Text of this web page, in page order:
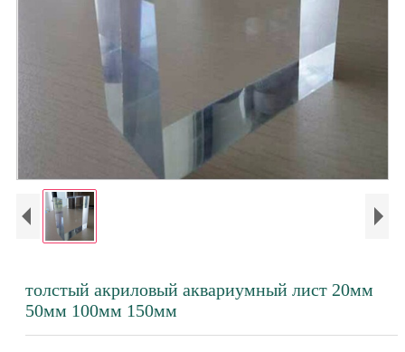
толстый акриловый аквариумный лист 20мм
50мм 100мм 150мм